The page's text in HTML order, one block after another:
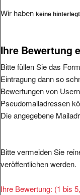
Wir haben keine
Ihre Bewertung
Bitte füllen Sie das
Eintragung dann so
Bewertungen von
Pseudomailadressen
Die angegebene
Bitte vermeiden Sie
veröffentlichen werden.
Ihre Bewertung: (1 bis